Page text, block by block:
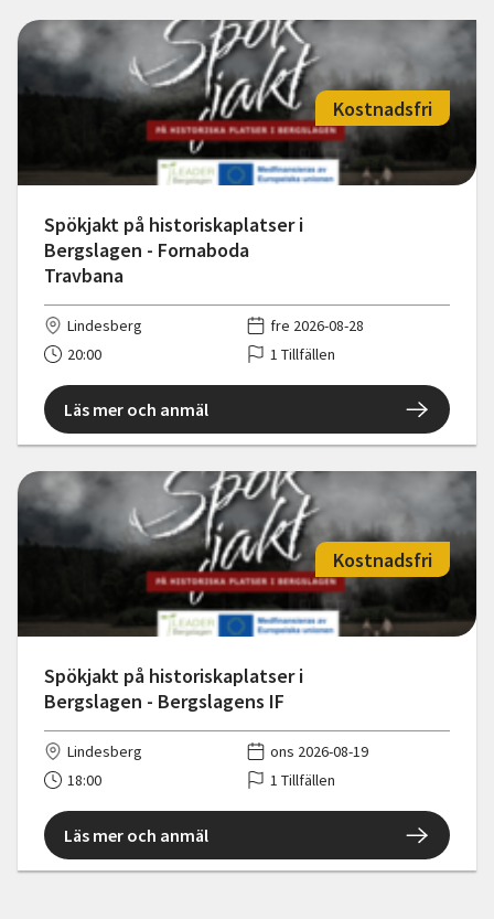
Spökjakt på historiskaplatser i
Bergslagen - Fornaboda
Travbana
Kostnadsfri
Lindesberg
fre 2026-08-28
20:00
1 Tillfällen
Läs mer och anmäl
Spökjakt på historiskaplatser i
Bergslagen - Bergslagens IF
Kostnadsfri
Lindesberg
ons 2026-08-19
18:00
1 Tillfällen
Läs mer och anmäl